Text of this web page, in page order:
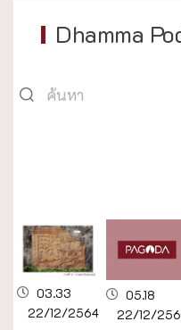
Dhamma
03.33
22/12/2564
05.18
22/12/